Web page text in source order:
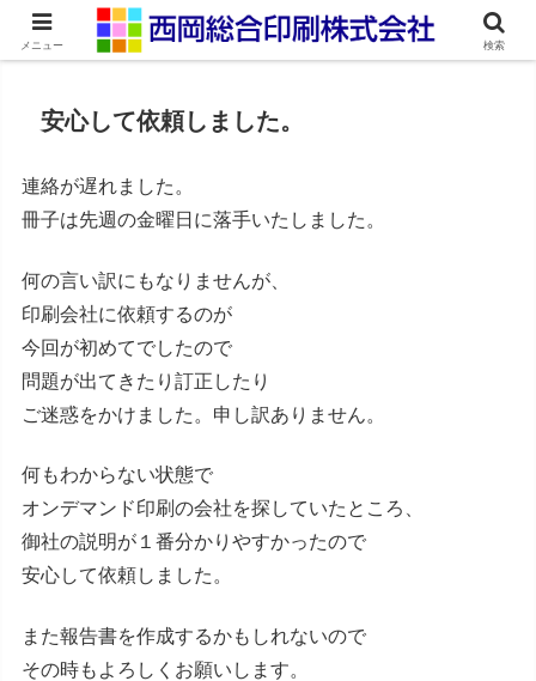
ネット印刷通販・オンデマンド印刷
安心して依頼しました。
連絡が遅れました。
冊子は先週の金曜日に落手いたしました。
何の言い訳にもなりませんが、
印刷会社に依頼するのが
今回が初めてでしたので
問題が出てきたり訂正したり
ご迷惑をかけました。申し訳ありません。
何もわからない状態で
オンデマンド印刷の会社を探していたところ、
御社の説明が１番分かりやすかったので
安心して依頼しました。
また報告書を作成するかもしれないので
その時もよろしくお願いします。
メニュー 検索